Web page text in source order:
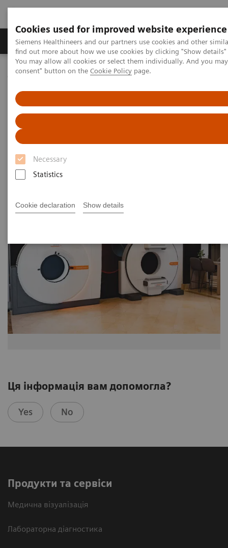
Cookies used for improved website experience
Siemens Healthineers and our partners use cookies and other
find out more about how we use cookies by clicking "Show
You may allow all cookies or select them individually. And you
consent" button on the Cookie Policy page.
Necessary
Statistics
Cookie declaration Show details
Продукція та сервіси Клінічні галузі
Домашня
Медична візуалізація
MI World Summit 2026 Moments
Image 76
Image 76
Ця інформація вам допомогла?
Yes No
Продукти та сервіси
Медична візуалізація
Лабораторна діагностика